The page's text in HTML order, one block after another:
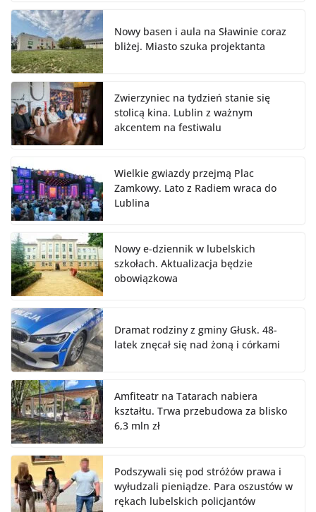
Nowy basen i aula na Sławinie coraz
bliżej. Miasto szuka projektanta
Zwierzyniec na tydzień stanie się
stolicą kina. Lublin z ważnym
akcentem na festiwalu
Wielkie gwiazdy przejmą Plac
Zamkowy. Lato z Radiem wraca do
Lublina
Nowy e-dziennik w lubelskich
szkołach. Aktualizacja będzie
obowiązkowa
Dramat rodziny z gminy Głusk. 48-
latek znęcał się nad żoną i córkami
Amfiteatr na Tatarach nabiera
kształtu. Trwa przebudowa za blisko
6,3 mln zł
Podszywali się pod stróżów prawa i
wyłudzali pieniądze. Para oszustów w
rękach lubelskich policjantów